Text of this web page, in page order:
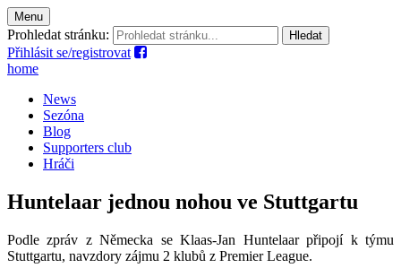
Menu
Prohledat stránku:
Přihlásit se/registrovat
home
News
Sezóna
Blog
Supporters club
Hráči
Huntelaar jednou nohou ve Stuttgartu
Podle zpráv z Německa se Klaas-Jan Huntelaar připojí k týmu
Stuttgartu, navzdory zájmu 2 klubů z Premier League.